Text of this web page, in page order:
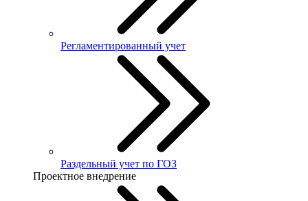
Регламентированный учет
Раздельный учет по ГОЗ
Проектное внедрение